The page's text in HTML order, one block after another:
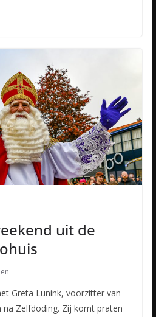
uit de
Greta Lunink, voorzitter van
na Zelfdoding. Zij komt praten